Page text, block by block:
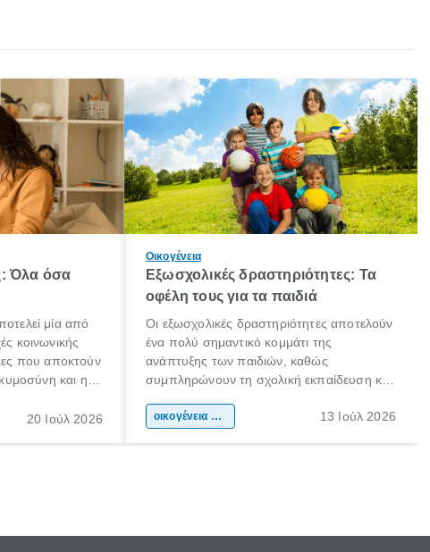
Όλα όσα
μία από
κοινωνικής
που αποκτούν
και η
κάθε
20 Ιούλ 2026
Οικογένεια
Εξωσχολικές δραστηριότητες: Τα
οφέλη τους για τα παιδιά
Οι εξωσχολικές δραστηριότητες αποτελούν
ένα πολύ σημαντικό κομμάτι της
ανάπτυξης των παιδιών, καθώς
συμπληρώνουν τη σχολική εκπαίδευση και
της προσωπικότητας, της κοινωνικότητας
οικογένεια & παιδί 13 Ιούλ 2026